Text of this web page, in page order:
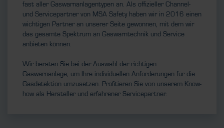
fast aller Gaswarnanlagentypen an. Als offizieller Channel-
und Servicepartner von MSA Safety haben wir in 2016 einen
wichtigen Partner an unserer Seite gewonnen, mit dem wir
das gesamte Spektrum an Gaswarntechnik und Service
anbieten können.
Wir beraten Sie bei der Auswahl der richtigen
Gaswarnanlage, um Ihre individuellen Anforderungen für die
Gasdetektion umzusetzen. Profitieren Sie von unserem Know-
how als Hersteller und erfahrener Servicepartner.